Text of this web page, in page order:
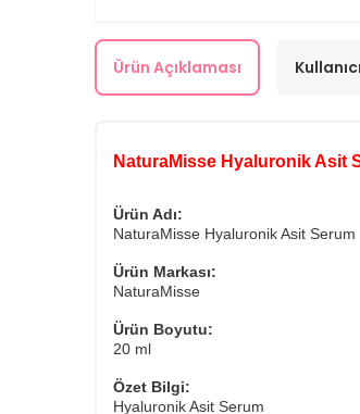
Ürün Açıklaması
NaturaMisse Hyaluronik Asit
Ürün Adı:
NaturaMisse Hyaluronik Asit Serum
Ürün Markası:
NaturaMisse
Ürün Boyutu:
20 ml
Özet Bilgi:
Hyaluronik Asit Serum